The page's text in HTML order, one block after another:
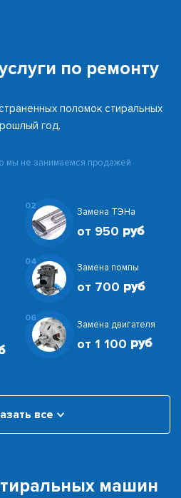
по ремонту
поломок стиральных
год.
мы не занимаемся продажей
02
Замена ТЭНа
от 950
04
Замена помпы
от 700
06
Замена двигателя
от 1 100
все
машин